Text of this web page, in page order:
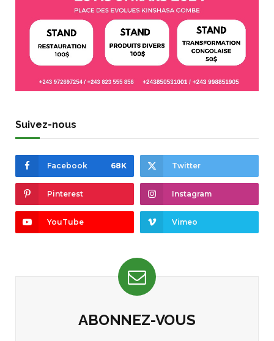
Suivez-nous
Facebook 68K Twitter
Pinterest Instagram
YouTube Vimeo
ABONNEZ-VOUS